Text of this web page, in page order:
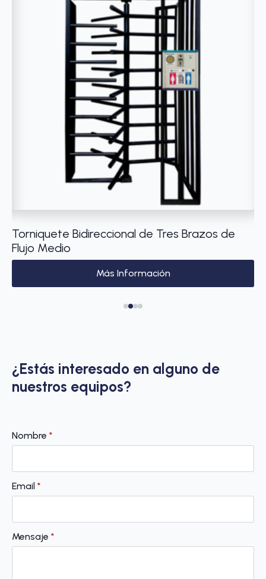
Torniquete Bidireccional de Tres Brazos de
Flujo Medio
Más Información
¿Estás interesado en alguno de
nuestros equipos?
Nombre *
Email *
Mensaje *